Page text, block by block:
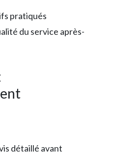
pratiqués
du service après-
détaillé avant